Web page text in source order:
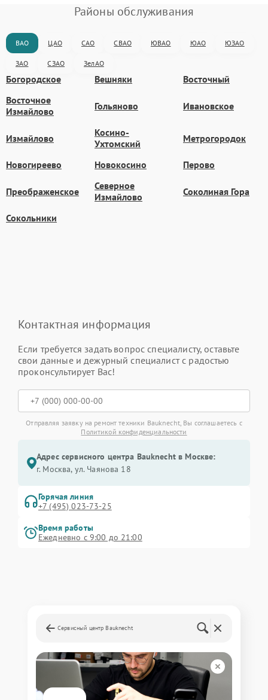
Районы обслуживания
ВАО ЦАО САО СВАО ЮВАО ЮАО ЮЗАО
ЗАО СЗАО ЗелАО
Богородское Вешняки
Восточный
Восточное
Измайлово
Гольяново Ивановское
Измайлово
Косино-
Ухтомский
Метрогородок
Новогиреево Новокосино Перово
Преображенское
Северное
Измайлово
Соколиная Гора
Сокольники
Контактная информация
Если требуется задать вопрос специалисту, оставьте
свои данные и дежурный специалист с радостью
проконсультирует Вас!
Отправляя заявку на ремонт техники Bauknecht, Вы соглашаетесь с
Политикой конфиденциальности
Адрес сервисного центра Bauknecht в Москве:
г. Москва, ул. Чаянова 18
Горячая линия
+7 (495) 023-73-25
Время работы
Ежедневно с 9:00 до 21:00
Сервисный центр Bauknecht